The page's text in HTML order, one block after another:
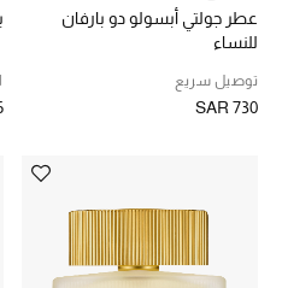
عطر جولتي أبسولو دو بارفان
للنساء
توصيل سريع
SAR 730